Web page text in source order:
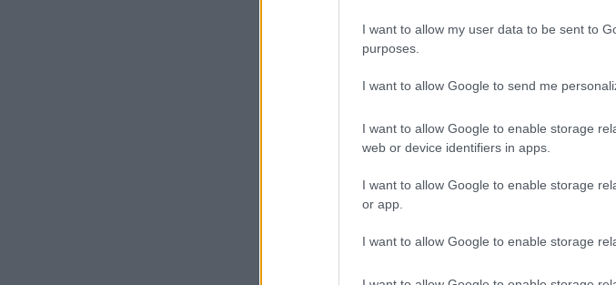
I want to allow my user data to be sent to
purposes.
I want to allow Google to send me
I want to allow Google to enable storage
web or device identifiers in apps.
I want to allow Google to enable storage
or app.
I want to allow Google to enable storage